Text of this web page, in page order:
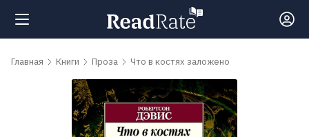
Поиск
Главная Книги Проза Что в костях заложено